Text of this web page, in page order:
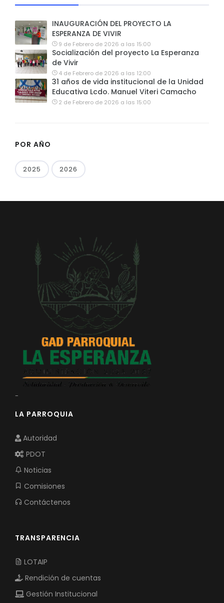
INAUGURACIÓN DEL PROYECTO LA
ESPERANZA DE VIVIR
9 de Febrero de 2026 a las 15:00
Socialización del proyecto La Esperanza
de Vivir
4 de Febrero de 2026 a las 12:00
31 años de vida institucional de la Unidad
Educativa Lcdo. Manuel Viteri Camacho
2 de Febrero de 2026 a las 15:00
POR AÑO
2025 2026
-
LA PARROQUIA
Autoridad
PDOT
Noticias
Comisiones
Contáctenos
TRANSPARENCIA
LOTAIP
Rendición de cuentas
Gestión Institucional